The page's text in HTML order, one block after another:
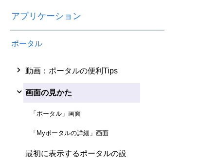
アプリケーション
ポータル
動画：ポータルの便利Tips
画面の見かた
「ポータル」画面
「Myポータルの詳細」画面
最初に表示するポータルの設